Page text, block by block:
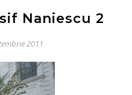
Naniescu 2
2011